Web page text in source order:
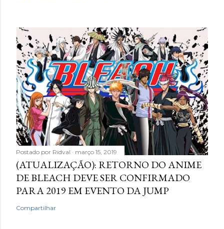
Postado por Ridval março 15, 2019
(ATUALIZAÇÃO): RETORNO DO ANIME
DE BLEACH DEVE SER CONFIRMADO
PARA 2019 EM EVENTO DA JUMP
Compartilhar